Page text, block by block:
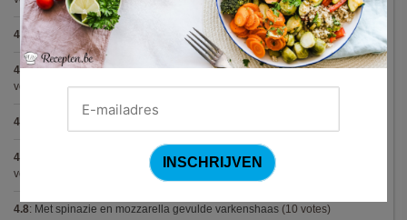
4.9 : Broodje Bismarck
4.9:Aspergepuree met garnalen en zure room (Piet Huysentruyt)(7
votes)
4.8
4.8 Aperitiefglaasje met gegrilde groentjes en gedroogde ham
votes)
4.8: Met spinazie en mozzarella gevulde varkenshaas (10 votes)